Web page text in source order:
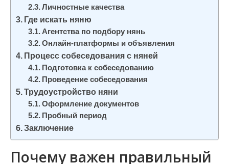
Личностные качества
Где искать няню
Агентства по подбору нянь
Онлайн-платформы и объявления
Процесс собеседования с няней
Подготовка к собеседованию
Проведение собеседования
Трудоустройство няни
Оформление документов
Пробный период
Заключение
Почему важен правильный